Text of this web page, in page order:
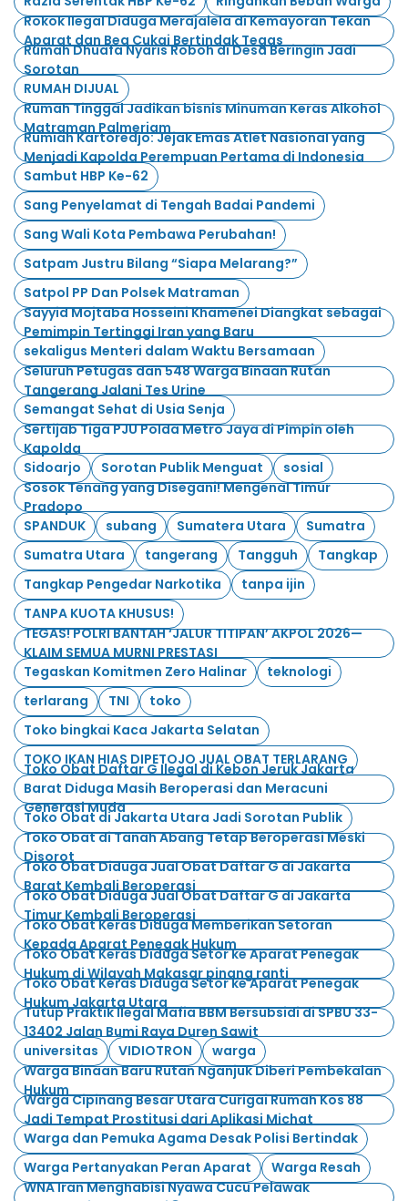
Rokok Ilegal Diduga Merajalela di Kemayoran Tekan
Aparat dan Bea Cukai Bertindak Tegas
Rumah Dhuafa Nyaris Roboh di Desa Beringin Jadi
Sorotan
RUMAH DIJUAL
Rumah Tinggal Jadikan bisnis Minuman Keras Alkohol
Matraman Palmeriam
Rumiah Kartoredjo: Jejak Emas Atlet Nasional yang
Menjadi Kapolda Perempuan Pertama di Indonesia
Sambut HBP Ke-62
Sang Penyelamat di Tengah Badai Pandemi
Sang Wali Kota Pembawa Perubahan!
Satpam Justru Bilang “Siapa Melarang?”
Satpol PP Dan Polsek Matraman
Sayyid Mojtaba Hosseini Khamenei Diangkat sebagai
Pemimpin Tertinggi Iran yang Baru
sekaligus Menteri dalam Waktu Bersamaan
Seluruh Petugas dan 548 Warga Binaan Rutan
Tangerang Jalani Tes Urine
Semangat Sehat di Usia Senja
Sertijab Tiga PJU Polda Metro Jaya di Pimpin oleh
Kapolda
Sidoarjo
Sorotan Publik Menguat
sosial
Sosok Tenang yang Disegani! Mengenal Timur
Pradopo
SPANDUK
subang Sumatera Utara
Sumatra
Sumatra Utara
tangerang Tangguh
Tangkap
Tangkap Pengedar Narkotika
tanpa ijin
TANPA KUOTA KHUSUS!
TEGAS! POLRI BANTAH ‘JALUR TITIPAN’ AKPOL 2026—
KLAIM SEMUA MURNI PRESTASI
Tegaskan Komitmen Zero Halinar
teknologi
terlarang
TNI
toko
Toko bingkai Kaca Jakarta Selatan
TOKO IKAN HIAS DIPETOJO JUAL OBAT TERLARANG
Toko Obat Daftar G Ilegal di Kebon Jeruk Jakarta
Barat Diduga Masih Beroperasi dan Meracuni
Generasi Muda
Toko Obat di Jakarta Utara Jadi Sorotan Publik
Toko Obat di Tanah Abang Tetap Beroperasi Meski
Disorot
Toko Obat Diduga Jual Obat Daftar G di Jakarta
Barat Kembali Beroperasi
Toko Obat Diduga Jual Obat Daftar G di Jakarta
Timur Kembali Beroperasi
Toko Obat Keras Diduga Memberikan Setoran
Kepada Aparat Penegak Hukum
Toko Obat Keras Diduga Setor ke Aparat Penegak
Hukum di Wilayah Makasar pinang ranti
Toko Obat Keras Diduga Setor ke Aparat Penegak
Hukum Jakarta Utara
Tutup Praktik Ilegal Mafia BBM Bersubsidi di SPBU 33-
13402 Jalan Bumi Raya Duren Sawit
universitas
VIDIOTRON
warga
Warga Binaan Baru Rutan Nganjuk Diberi Pembekalan
Hukum
Warga Cipinang Besar Utara Curigai Rumah Kos 88
Jadi Tempat Prostitusi dari Aplikasi Michat
Warga dan Pemuka Agama Desak Polisi Bertindak
Warga Pertanyakan Peran Aparat
Warga Resah
WNA Iran Menghabisi Nyawa Cucu Pelawak